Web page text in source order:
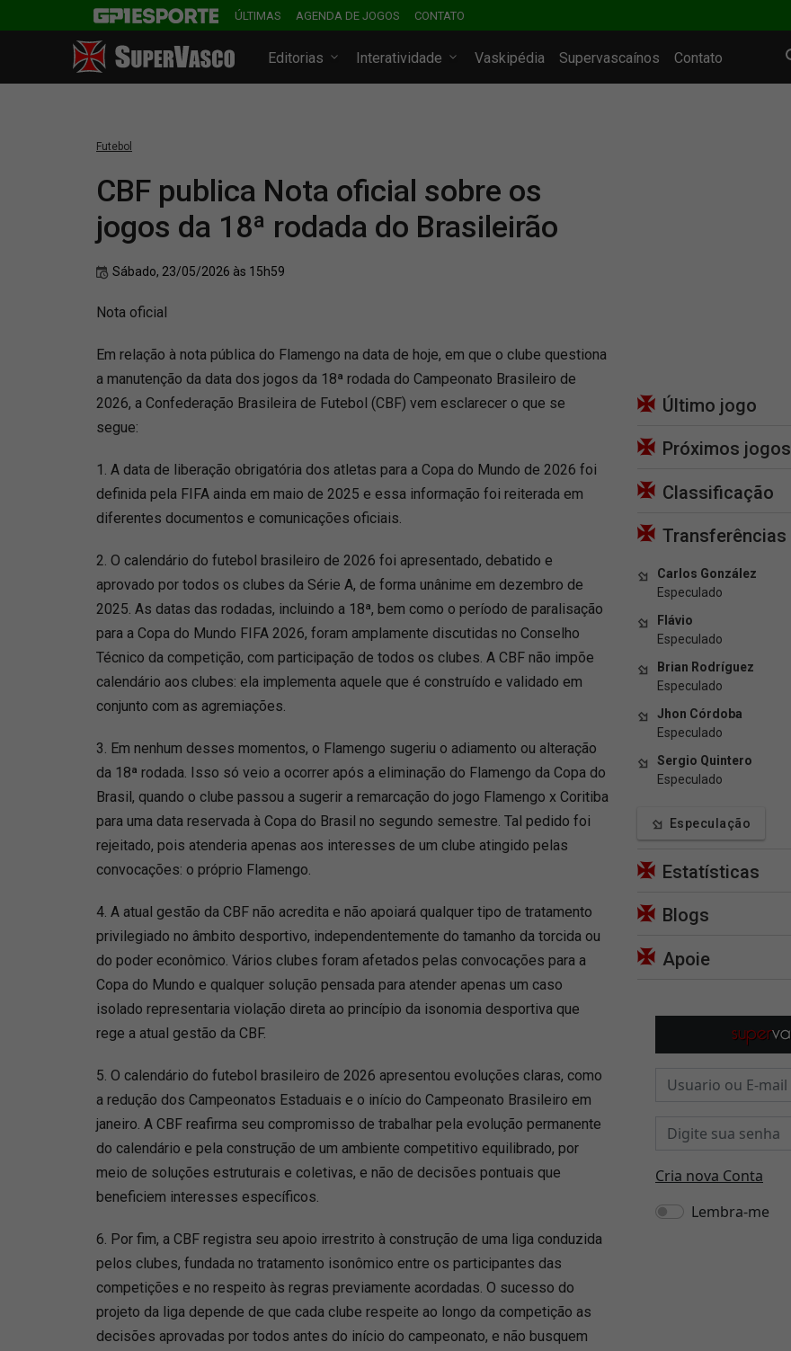
ÚLTIMAS AGENDA DE JOGOS CONTATO
Editorias Interatividade Vaskipédia Supervascaínos Contato
Futebol
CBF publica Nota oficial sobre os
jogos da 18ª rodada do Brasileirão
Sábado, 23/05/2026 às 15h59
Nota oficial
Em relação à nota pública do Flamengo na data de hoje, em que o clube questiona
a manutenção da data dos jogos da 18ª rodada do Campeonato Brasileiro de
2026, a Confederação Brasileira de Futebol (CBF) vem esclarecer o que se
segue:
1. A data de liberação obrigatória dos atletas para a Copa do Mundo de 2026 foi
definida pela FIFA ainda em maio de 2025 e essa informação foi reiterada em
diferentes documentos e comunicações oficiais.
2. O calendário do futebol brasileiro de 2026 foi apresentado, debatido e
aprovado por todos os clubes da Série A, de forma unânime em dezembro de
2025. As datas das rodadas, incluindo a 18ª, bem como o período de paralisação
para a Copa do Mundo FIFA 2026, foram amplamente discutidas no Conselho
Técnico da competição, com participação de todos os clubes. A CBF não impõe
calendário aos clubes: ela implementa aquele que é construído e validado em
conjunto com as agremiações.
3. Em nenhum desses momentos, o Flamengo sugeriu o adiamento ou alteração
da 18ª rodada. Isso só veio a ocorrer após a eliminação do Flamengo da Copa do
Brasil, quando o clube passou a sugerir a remarcação do jogo Flamengo x Coritiba
para uma data reservada à Copa do Brasil no segundo semestre. Tal pedido foi
rejeitado, pois atenderia apenas aos interesses de um clube atingido pelas
convocações: o próprio Flamengo.
4. A atual gestão da CBF não acredita e não apoiará qualquer tipo de tratamento
privilegiado no âmbito desportivo, independentemente do tamanho da torcida ou
do poder econômico. Vários clubes foram afetados pelas convocações para a
Copa do Mundo e qualquer solução pensada para atender apenas um caso
isolado representaria violação direta ao princípio da isonomia desportiva que
rege a atual gestão da CBF.
5. O calendário do futebol brasileiro de 2026 apresentou evoluções claras, como
a redução dos Campeonatos Estaduais e o início do Campeonato Brasileiro em
janeiro. A CBF reafirma seu compromisso de trabalhar pela evolução permanente
do calendário e pela construção de um ambiente competitivo equilibrado, por
meio de soluções estruturais e coletivas, e não de decisões pontuais que
beneficiem interesses específicos.
6. Por fim, a CBF registra seu apoio irrestrito à construção de uma liga conduzida
pelos clubes, fundada no tratamento isonômico entre os participantes das
competições e no respeito às regras previamente acordadas. O sucesso do
projeto da liga depende de que cada clube respeite ao longo da competição as
decisões aprovadas por todos antes do início do campeonato, e não busquem
Último jogo
Próximos jogos
Classificação
Transferências
Carlos González
Especulado
Flávio
Especulado
Brian Rodríguez
Especulado
Jhon Córdoba
Especulado
Sergio Quintero
Especulado
Especulação
Estatísticas
Blogs
Apoie